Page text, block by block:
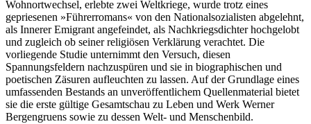
Wohnortwechsel, erlebte zwei Weltkriege, wurde trotz eines
gepriesenen »Führerromans« von den Nationalsozialisten abgelehnt,
als Innerer Emigrant angefeindet, als Nachkriegsdichter hochgelobt
und zugleich ob seiner religiösen Verklärung verachtet. Die
vorliegende Studie unternimmt den Versuch, diesen
Spannungsfeldern nachzuspüren und sie in biographischen und
poetischen Zäsuren aufleuchten zu lassen. Auf der Grundlage eines
umfassenden Bestands an unveröffentlichem Quellenmaterial bietet
sie die erste gültige Gesamtschau zu Leben und Werk Werner
Bergengruens sowie zu dessen Welt- und Menschenbild.